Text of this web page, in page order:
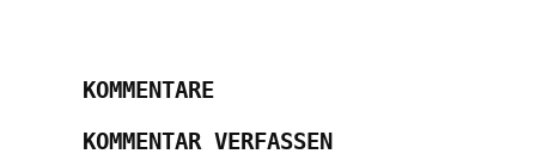
KOMMENTARE
KOMMENTAR VERFASSEN